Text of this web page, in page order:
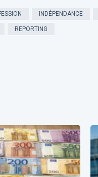
INDÉPENDANCE
REPORTING